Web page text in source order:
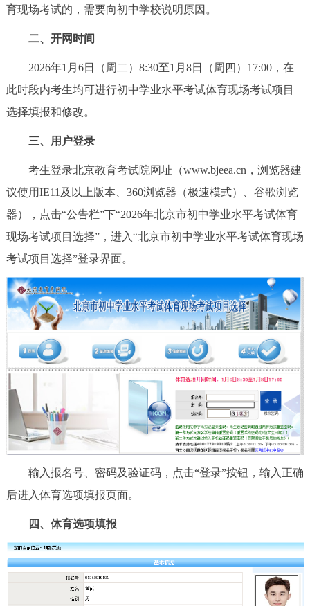
政务服务
个人服务 法人服务 部门服务
便民服务
中介服务
12345网上接诉即办 我要咨询 我要建议
参与调查
走进北京
北京概况 十六区概览 人文北京
绿色北京 图说北京 视频北京
多语种
ENGLISH 日本語
ESPAÑOL
ITALIANO
育现场考试的，需要向初中学校说明原因。
二、开网时间
2026年1月6日（周二）8:30至1月8日（周四）17:00，在
此时段内考生均可进行初中学业水平考试体育现场考试项目
选择填报和修改。
三、用户登录
考生登录北京教育考试院网址（www.bjeea.cn，浏览器建
议使用IE11及以上版本、360浏览器（极速模式）、谷歌浏览
器），点击“公告栏”下“2026年北京市初中学业水平考试体育
现场考试项目选择”，进入“北京市初中学业水平考试体育现场
考试项目选择”登录界面。
输入报名号、密码及验证码，点击“登录”按钮，输入正确
后进入体育选项填报页面。
四、体育选项填报